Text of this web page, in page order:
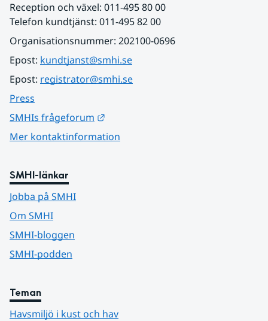
Reception och växel: 011-495 80 00
Telefon kundtjänst: 011-495 82 00
Organisationsnummer: 202100-0696
Epost: kundtjanst@smhi.se
Epost: registrator@smhi.se
Press
SMHIs frågeforum
Mer kontaktinformation
SMHI-länkar
Jobba på SMHI
Om SMHI
SMHI-bloggen
SMHI-podden
Teman
Havsmiljö i kust och hav